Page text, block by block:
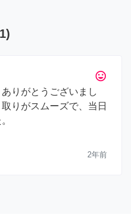
1)
tag_faces
りがとうございまし
りがスムーズで、当日
2年前